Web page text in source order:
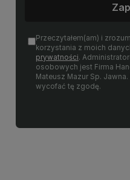
Przeczytałem(am) i
korzystania z moich
prywatności.
osobowych jest Firma
Mateusz Mazur Sp.
wycofać tę zgodę.